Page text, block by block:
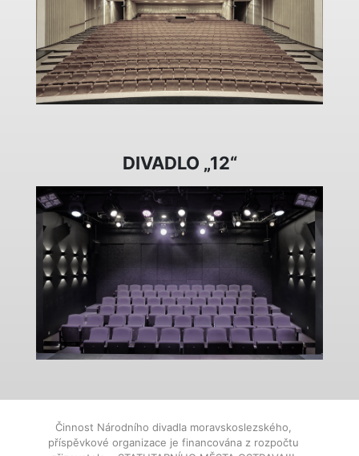
DIVADLO „12“
Činnost Národního divadla moravskoslezského,
příspěvkové organizace je financována z rozpočtu